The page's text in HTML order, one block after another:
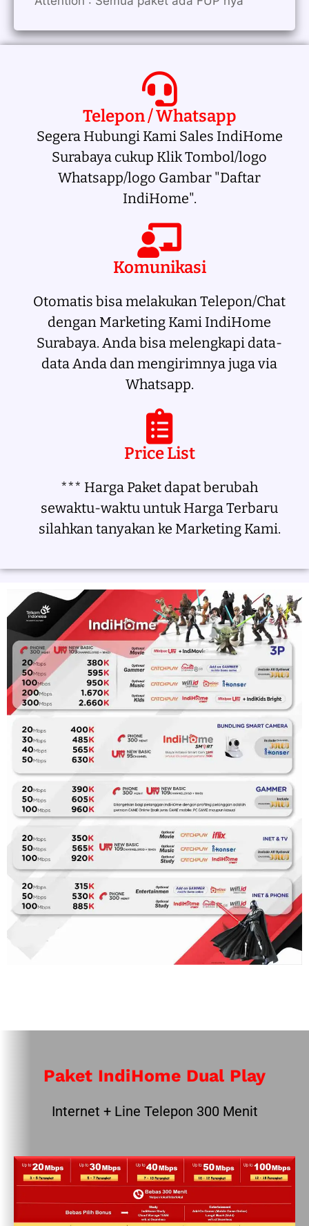
Telepon / Whatsapp
Segera Hubungi Kami Sales IndiHome
Surabaya cukup Klik Tombol/logo
Whatsapp/logo Gambar "Daftar
IndiHome".
Komunikasi
Otomatis bisa melakukan Telepon/Chat
dengan Marketing Kami IndiHome
Surabaya. Anda bisa melengkapi data-
data Anda dan mengirimnya juga via
Whatsapp.
Price List
*** Harga Paket dapat berubah
sewaktu-waktu untuk Harga Terbaru
silahkan tanyakan ke Marketing Kami.
Paket IndiHome Dual Play
Internet + Line Telepon 300 Menit